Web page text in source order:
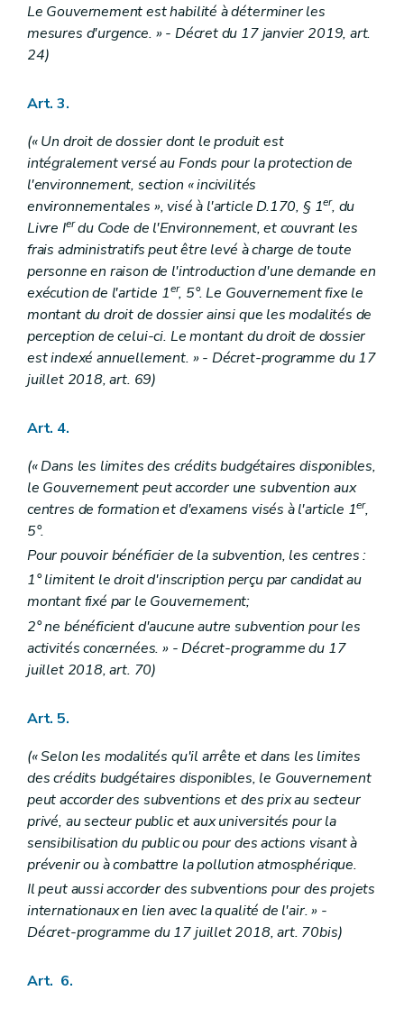
Le Gouvernement est habilité à déterminer les
mesures d'urgence. » - Décret du 17 janvier 2019, art.
24)
Art. 3.
(« Un droit de dossier dont le produit est
intégralement versé au Fonds pour la protection de
l'environnement, section « incivilités
environnementales », visé à l'article D.170, § 1er, du
Livre Ierdu Code de l'Environnement, et couvrant les
frais administratifs peut être levé à charge de toute
personne en raison de l'introduction d'une demande en
exécution de l'article 1er, 5°. Le Gouvernement fixe le
montant du droit de dossier ainsi que les modalités de
perception de celui-ci. Le montant du droit de dossier
est indexé annuellement. » - Décret-programme du 17
juillet 2018, art. 69)
Art. 4.
(« Dans les limites des crédits budgétaires disponibles,
le Gouvernement peut accorder une subvention aux
centres de formation et d'examens visés à l'article 1er,
5°.
Pour pouvoir bénéficier de la subvention, les centres :
1° limitent le droit d'inscription perçu par candidat au
montant fixé par le Gouvernement;
2° ne bénéficient d'aucune autre subvention pour les
activités concernées. » - Décret-programme du 17
juillet 2018, art. 70)
Art. 5.
(« Selon les modalités qu'il arrête et dans les limites
des crédits budgétaires disponibles, le Gouvernement
peut accorder des subventions et des prix au secteur
privé, au secteur public et aux universités pour la
sensibilisation du public ou pour des actions visant à
prévenir ou à combattre la pollution atmosphérique.
Il peut aussi accorder des subventions pour des projets
internationaux en lien avec la qualité de l'air. » -
Décret-programme du 17 juillet 2018, art. 70bis)
Art. 6.